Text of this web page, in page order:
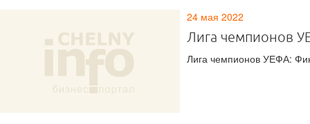
24 мая 2022
Лига чемпионов
Лига чемпионов УЕФА: